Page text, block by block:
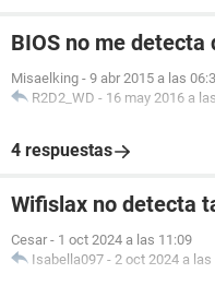
BIOS no me detecta
Misaelking - 9 abr 2015 a las
R2D2_WD - 16 may 2016 a
4 respuestas
Wifislax no detecta
Cesar - 1 oct 2024 a las 11:09
Isabella097 - 2 oct 2024 a las